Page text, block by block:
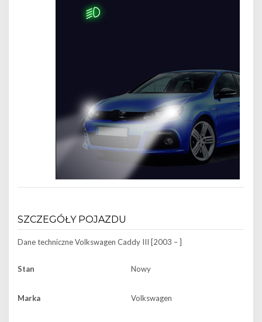
SZCZEGÓŁY POJAZDU
Dane techniczneVolkswagen Caddy III [2003 – ]
Stan Nowy
Marka Volkswagen